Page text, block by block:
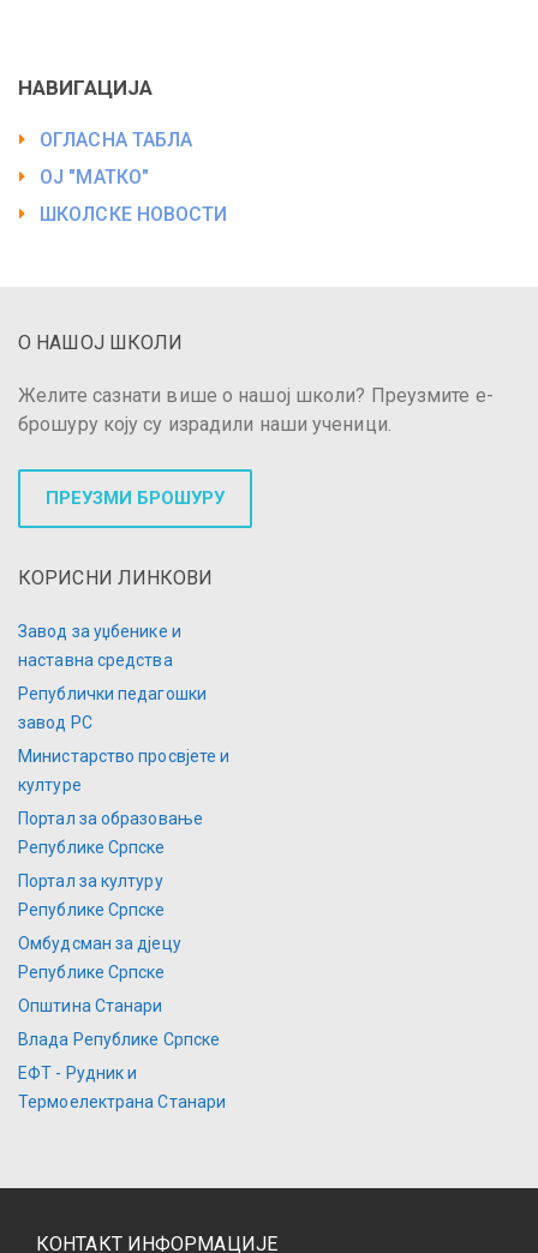
НАВИГАЦИЈА
ОГЛАСНА ТАБЛА
ОЈ "МАТКО"
ШКОЛСКЕ НОВОСТИ
О НАШОЈ ШКОЛИ
Желите сазнати више о нашој школи? Преузмите е-
брошуру коју су израдили наши ученици.
ПРЕУЗМИ БРОШУРУ
КОРИСНИ ЛИНКОВИ
Завод за уџбенике и
наставна средства
Републички педагошки
завод РС
Министарство просвјете и
културе
Портал за образовање
Републике Српске
Портал за културу
Републике Српске
Омбудсман за дјецу
Републике Српске
Општина Станари
Влада Републике Српске
ЕФТ - Рудник и
Термоелектрана Станари
КОНТАКТ ИНФОРМАЦИЈЕ